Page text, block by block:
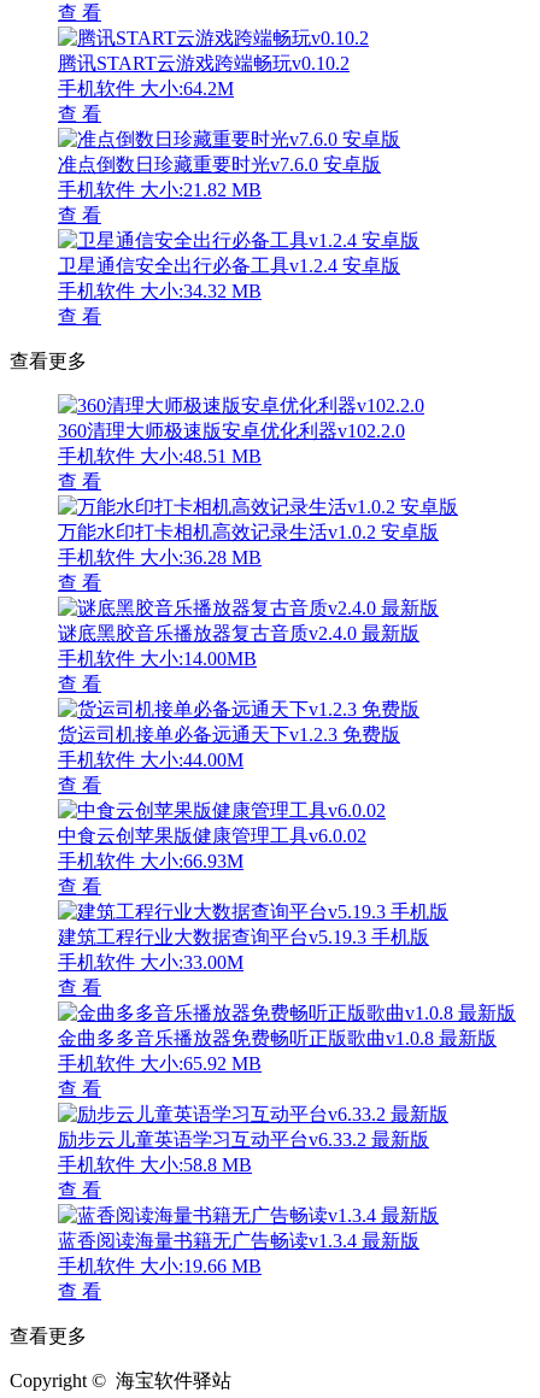
查 看
腾讯START云游戏跨端畅玩v0.10.2
手机软件 大小:64.2M
查 看
准点倒数日珍藏重要时光v7.6.0 安卓版
手机软件 大小:21.82 MB
查 看
卫星通信安全出行必备工具v1.2.4 安卓版
手机软件 大小:34.32 MB
查 看
查看更多
360清理大师极速版安卓优化利器v102.2.0
手机软件 大小:48.51 MB
查 看
万能水印打卡相机高效记录生活v1.0.2 安卓版
手机软件 大小:36.28 MB
查 看
谜底黑胶音乐播放器复古音质v2.4.0 最新版
手机软件 大小:14.00MB
查 看
货运司机接单必备远通天下v1.2.3 免费版
手机软件 大小:44.00M
查 看
中食云创苹果版健康管理工具v6.0.02
手机软件 大小:66.93M
查 看
建筑工程行业大数据查询平台v5.19.3 手机版
手机软件 大小:33.00M
查 看
金曲多多音乐播放器免费畅听正版歌曲v1.0.8 最新版
手机软件 大小:65.92 MB
查 看
励步云儿童英语学习互动平台v6.33.2 最新版
手机软件 大小:58.8 MB
查 看
蓝香阅读海量书籍无广告畅读v1.3.4 最新版
手机软件 大小:19.66 MB
查 看
查看更多
Copyright © 海宝软件驿站